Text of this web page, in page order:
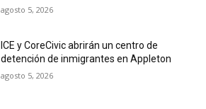
agosto 5, 2026
ICE y CoreCivic abrirán un centro de
detención de inmigrantes en Appleton
agosto 5, 2026